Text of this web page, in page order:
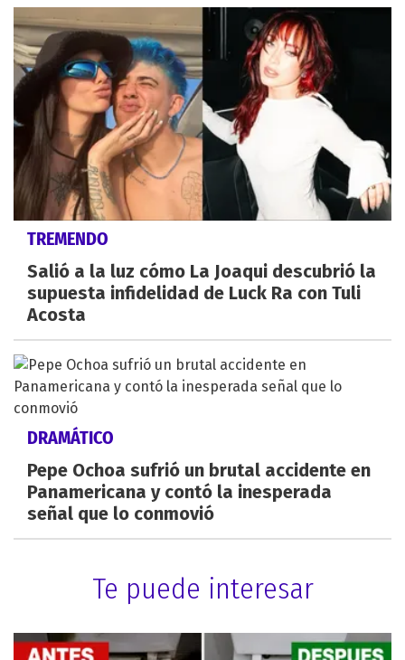
TREMENDO
Salió a la luz cómo La Joaqui descubrió la
supuesta infidelidad de Luck Ra con Tuli
Acosta
DRAMÁTICO
Pepe Ochoa sufrió un brutal accidente en
Panamericana y contó la inesperada
señal que lo conmovió
Te puede interesar